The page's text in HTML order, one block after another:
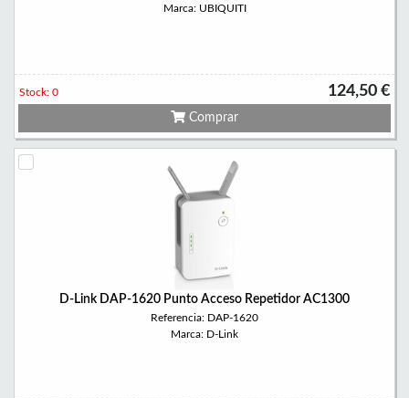
Marca: UBIQUITI
124,50 €
Stock: 0
Comprar
D-Link DAP-1620 Punto Acceso Repetidor AC1300
Referencia: DAP-1620
Marca: D-Link